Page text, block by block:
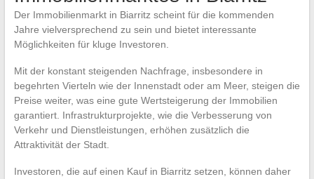
Der Immobilienmarkt in Biarritz scheint für die kommenden
Jahre vielversprechend zu sein und bietet interessante
Möglichkeiten für kluge Investoren.
Mit der konstant steigenden Nachfrage, insbesondere in
begehrten Vierteln wie der Innenstadt oder am Meer, steigen die
Preise weiter, was eine gute Wertsteigerung der Immobilien
garantiert. Infrastrukturprojekte, wie die Verbesserung von
Verkehr und Dienstleistungen, erhöhen zusätzlich die
Attraktivität der Stadt.
Investoren, die auf einen Kauf in Biarritz setzen, können daher